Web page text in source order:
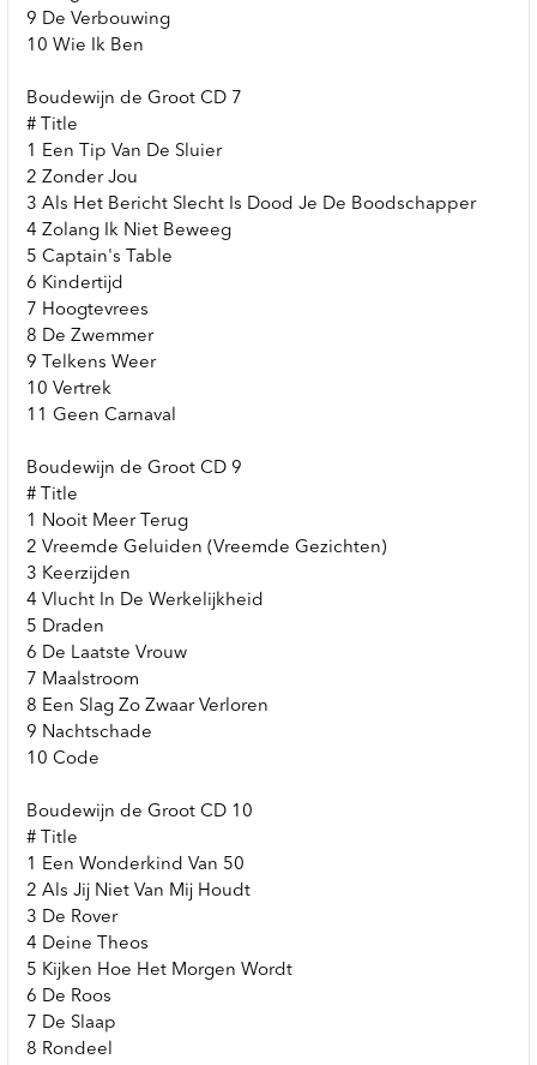
9 De Verbouwing
10 Wie Ik Ben
Boudewijn de Groot CD 7
# Title
1 Een Tip Van De Sluier
2 Zonder Jou
3 Als Het Bericht Slecht Is Dood Je De Boodschapper
4 Zolang Ik Niet Beweeg
5 Captain's Table
6 Kindertijd
7 Hoogtevrees
8 De Zwemmer
9 Telkens Weer
10 Vertrek
11 Geen Carnaval
Boudewijn de Groot CD 9
# Title
1 Nooit Meer Terug
2 Vreemde Geluiden (Vreemde Gezichten)
3 Keerzijden
4 Vlucht In De Werkelijkheid
5 Draden
6 De Laatste Vrouw
7 Maalstroom
8 Een Slag Zo Zwaar Verloren
9 Nachtschade
10 Code
Boudewijn de Groot CD 10
# Title
1 Een Wonderkind Van 50
2 Als Jij Niet Van Mij Houdt
3 De Rover
4 Deine Theos
5 Kijken Hoe Het Morgen Wordt
6 De Roos
7 De Slaap
8 Rondeel